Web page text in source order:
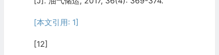
[本文引用: 1]
[12]